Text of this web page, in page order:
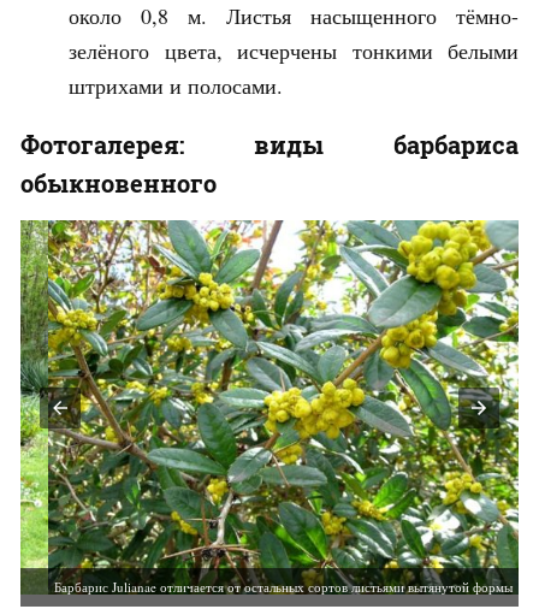
около 0,8 м. Листья насыщенного тёмно-
зелёного цвета, исчерчены тонкими белыми
штрихами и полосами.
Фотогалерея: виды барбариса
обыкновенного
Барбарис Julianae отличается от остальных сортов листьями вытянутой формы